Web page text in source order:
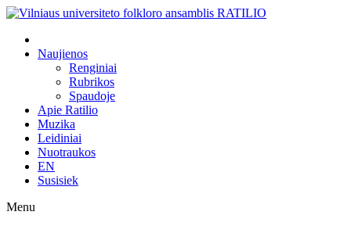
Naujienos
Renginiai
Rubrikos
Spaudoje
Apie Ratilio
Muzika
Leidiniai
Nuotraukos
EN
Susisiek
Menu